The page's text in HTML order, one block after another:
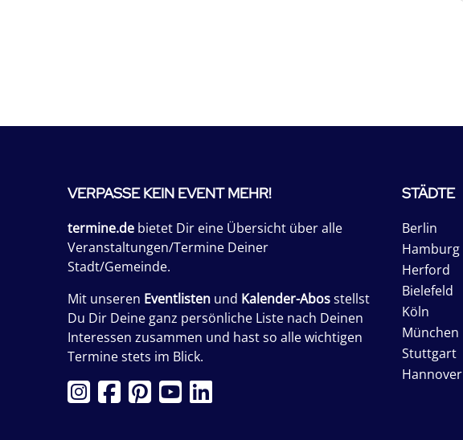
VERPASSE KEIN EVENT MEHR!
termine.de bietet Dir eine Übersicht über alle
Veranstaltungen/Termine Deiner
Stadt/Gemeinde.
Mit unseren Eventlisten und Kalender-Abosstellst
Du Dir Deine ganz persönliche Liste nach Deinen
Interessen zusammen und hast so alle wichtigen
Termine stets im Blick.
STÄDTE
Berlin
Hamburg
Herford
Bielefeld
Köln
München
Stuttgart
Hannover